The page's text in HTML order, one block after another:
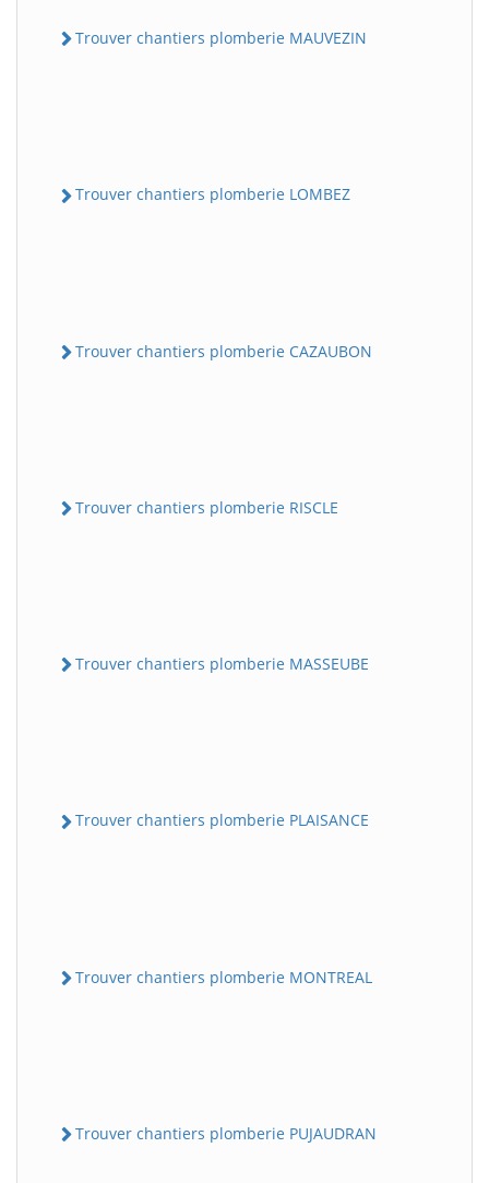
Trouver chantiers plomberie MAUVEZIN
Trouver chantiers plomberie LOMBEZ
Trouver chantiers plomberie CAZAUBON
Trouver chantiers plomberie RISCLE
Trouver chantiers plomberie MASSEUBE
Trouver chantiers plomberie PLAISANCE
Trouver chantiers plomberie MONTREAL
Trouver chantiers plomberie PUJAUDRAN